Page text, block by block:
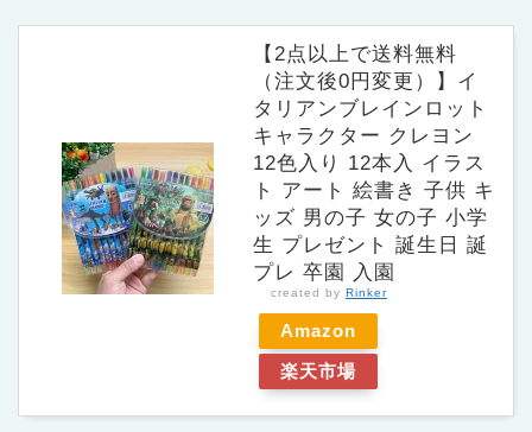
【2点以上で送料無料
（注文後0円変更）】イ
タリアンブレインロット
キャラクター クレヨン
12色入り 12本入 イラス
ト アート 絵書き 子供 キ
ッズ 男の子 女の子 小学
生 プレゼント 誕生日 誕
プレ 卒園 入園
created by Rinker
Amazon
楽天市場